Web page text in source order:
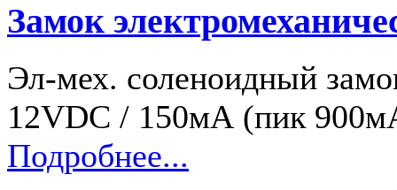
Замок
Эл-мех. соленоидный
12VDC / 150мА (пик
Подробнее...